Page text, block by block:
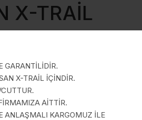
X-TRAİL
GARANTİLİDİR.
X-TRAİL İÇİNDİR.
AİTTİR.
ANLAŞMALI KARGOMUZ İLE